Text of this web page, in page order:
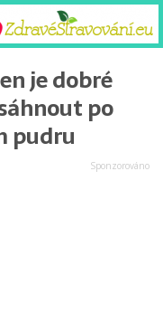
je dobré
po
pudru